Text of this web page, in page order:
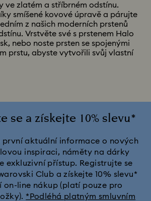
ve zlatém a stříbrném odstínu.
smíšené kovové úpravě a párujte
z našich moderních prstenů
Vrstvěte své s prstenem Halo
nebo noste prsten se spojenými
prstu, abyste vytvořili svůj vlastní
se a získejte 10% slevu*
první aktuální informace o nových
inspiraci, náměty na dárky
exkluzivní přístup. Registrujte se
Club a získejte 10% slevu*
on-line nákup (platí pouze pro
*Podléhá platným smluvním